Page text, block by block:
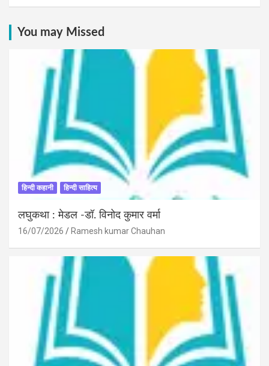
You may Missed
हिन्दी कहानी हिन्दी साहित्य
लघुकथा : मेडल -डॉ. विनोद कुमार वर्मा
16/07/2026 Ramesh kumar Chauhan